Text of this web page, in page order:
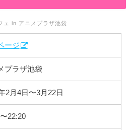
ェ in アニメプラザ池袋
ージ
プラザ池袋
2月4日〜3月22日
22:20